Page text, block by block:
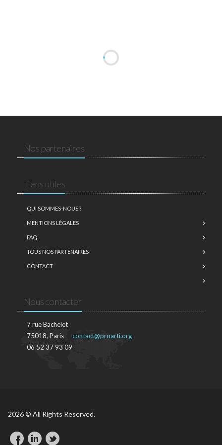
Nos partenaires
Liens utiles
QUI SOMMES-NOUS ?
MENTIONS LÉGALES
FAQ
TOUS NOS PARTENAIRES
CONTACT
Nous contacter
7 rue Bachelet
75018, Paris
06 52 37 93 09
contact@proarti.org
2026 © All Rights Reserved.